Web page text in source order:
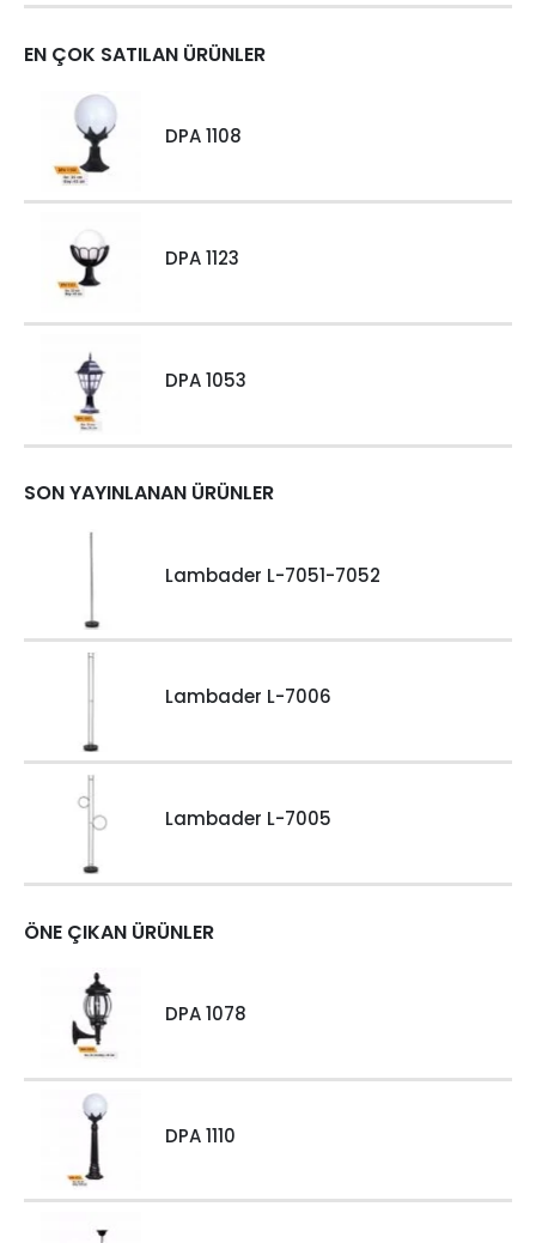
EN ÇOK SATILAN ÜRÜNLER
DPA 1108
DPA 1123
DPA 1053
SON YAYINLANAN ÜRÜNLER
Lambader L-7051-7052
Lambader L-7006
Lambader L-7005
ÖNE ÇIKAN ÜRÜNLER
DPA 1078
DPA 1110